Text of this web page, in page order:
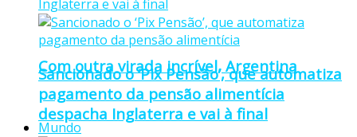
Com outra virada incrível, Argentina
despacha Inglaterra e vai à final
Sancionado o ‘Pix Pensão’, que automatiza
pagamento da pensão alimentícia
Mundo